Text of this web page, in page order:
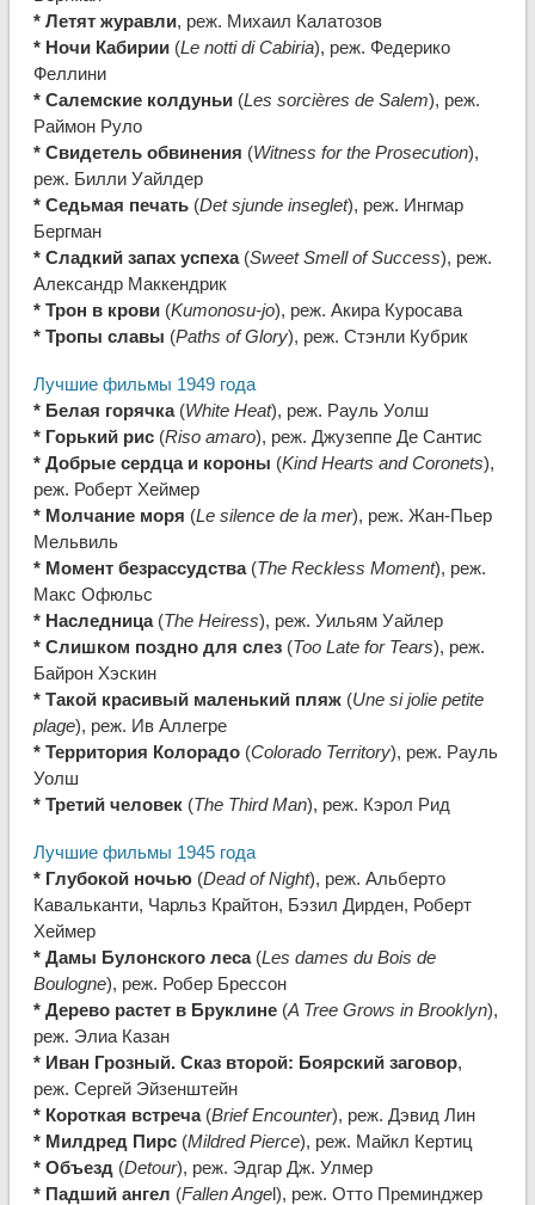
* Летят журавли, реж. Михаил Калатозов
* Ночи Кабирии (Le notti di Cabiria), реж. Федерико
Феллини
* Салемские колдуньи (Les sorcières de Salem), реж.
Раймон Руло
* Свидетель обвинения (Witness for the Prosecution),
реж. Билли Уайлдер
* Седьмая печать(Det sjunde inseglet), реж. Ингмар
Бергман
* Сладкий запах успеха(Sweet Smell of Success), реж.
Александр Маккендрик
* Трон в крови(Kumonosu-jo), реж. Акира Куросава
* Тропы славы (Paths of Glory), реж. Стэнли Кубрик
Лучшие фильмы 1949 года
* Белая горячка(White Heat), реж. Рауль Уолш
* Горький рис(Riso amaro), реж. Джузеппе Де Сантис
* Добрые сердца и короны (Kind Hearts and Coronets),
реж. Роберт Хеймер
* Молчание моря (Le silence de la mer), реж. Жан-Пьер
Мельвиль
* Момент безрассудства(The Reckless Moment), реж.
Макс Офюльс
* Наследница(The Heiress), реж. Уильям Уайлер
* Слишком поздно для слез(Too Late for Tears), реж.
Байрон Хэскин
* Такой красивый маленький пляж(Une si jolie petite
plage), реж. Ив Аллегре
* Территория Колорадо (Colorado Territory), реж. Рауль
Уолш
* Третий человек(The Third Man), реж. Кэрол Рид
Лучшие фильмы 1945 года
* Глубокой ночью(Dead of Night), реж. Альберто
Кавальканти, Чарльз Крайтон, Бэзил Дирден, Роберт
Хеймер
* Дамы Булонского леса(Les dames du Bois de
Boulogne), реж. Робер Брессон
* Дерево растет в Бруклине(A Tree Grows in Brooklyn),
реж. Элиа Казан
* Иван Грозный. Сказ второй: Боярский заговор,
реж. Сергей Эйзенштейн
* Короткая встреча(Brief Encounter), реж. Дэвид Лин
* Милдред Пирс(Mildred Pierce), реж. Майкл Кертиц
* Объезд (Detour), реж. Эдгар Дж. Улмер
* Падший ангел (Fallen Angel), реж. Отто Преминджер